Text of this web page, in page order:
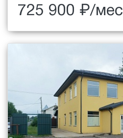
725 900 ₽/мес